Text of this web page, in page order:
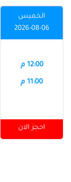
الخميس
2026-08-06
12:00 م
11:00 م
احجز الان